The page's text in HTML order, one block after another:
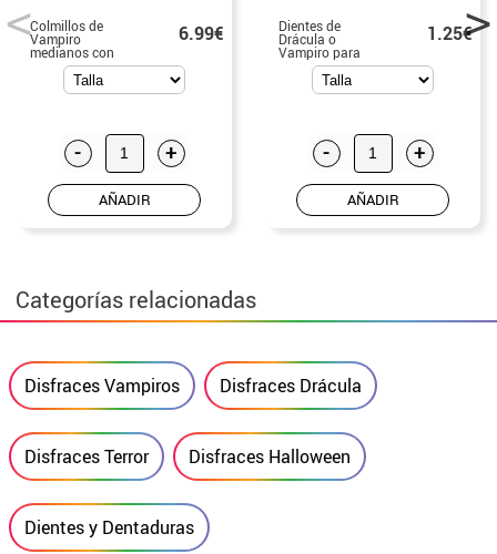
Colmillos de
Vampiro
medianos con
termoplástica
6.99€
- +
AÑADIR
Dientes de
Drácula o
Vampiro para
Halloween
1.25€
- +
AÑADIR
Categorías relacionadas
Disfraces Vampiros Disfraces Drácula
Disfraces Terror Disfraces Halloween
Dientes y Dentaduras